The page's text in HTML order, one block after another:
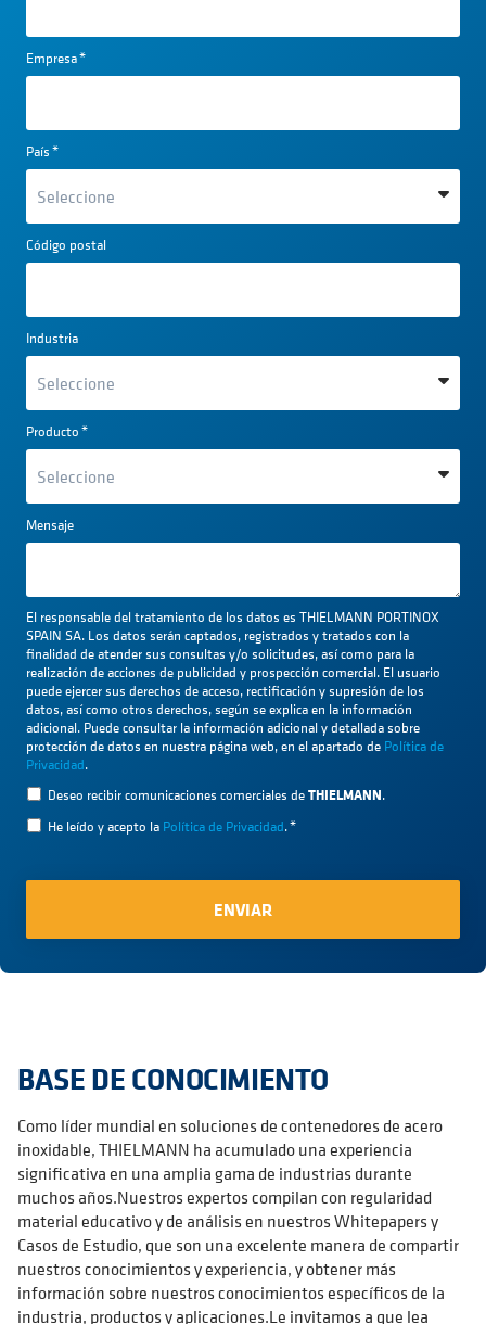
Empresa*
País*
Código postal
Industria
Producto*
Mensaje
El responsable del tratamiento de los datos es THIELMANN PORTINOX
SPAIN SA. Los datos serán captados, registrados y tratados con la
finalidad de atender sus consultas y/o solicitudes, así como para la
realización de acciones de publicidad y prospección comercial. El usuario
puede ejercer sus derechos de acceso, rectificación y supresión de los
datos, así como otros derechos, según se explica en la información
adicional. Puede consultar la información adicional y detallada sobre
protección de datos en nuestra página web, en el apartado de Política de
Privacidad.
Deseo recibir comunicaciones comerciales deTHIELMANN.
He leído y acepto la Política de Privacidad.*
BASE DE CONOCIMIENTO
Como líder mundial en soluciones de contenedores de acero
inoxidable, THIELMANN ha acumulado una experiencia
significativa en una amplia gama de industrias durante
muchos años.Nuestros expertos compilan con regularidad
material educativo y de análisis en nuestros Whitepapers y
Casos de Estudio, que son una excelente manera de compartir
nuestros conocimientos y experiencia, y obtener más
información sobre nuestros conocimientos específicos de la
industria, productos y aplicaciones.Le invitamos a que lea